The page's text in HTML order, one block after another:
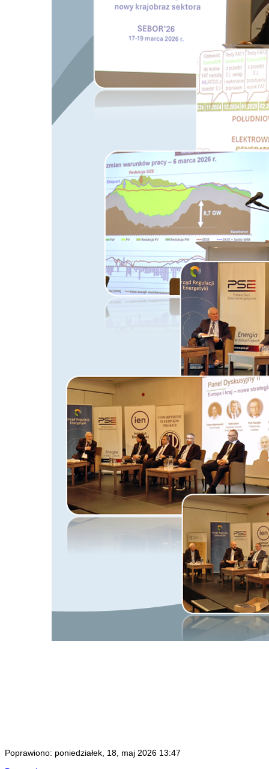
Poprawiono: poniedziałek, 18, maj 2026 13:47